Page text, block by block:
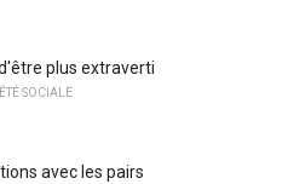
plus extraverti
SOCIALE
avec les pairs